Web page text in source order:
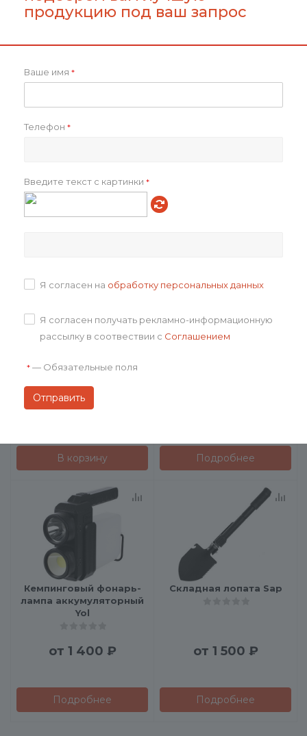
Садовый набор CROCUS
614₽
В корзину Подробнее
Кемпинговый фонарь-
лампа аккумуляторный
Yol
от 1 400 ₽
Подробнее
Складная лопата Sap
от 1 500 ₽
Подробнее
продукцию под ваш запрос
Ваше имя *
Телефон *
Введите текст с картинки *
Я согласен на обработку персональных данных
Я согласен получать рекламно-информационную
рассылку в соотвествии с Соглашением
* — Обязательные поля